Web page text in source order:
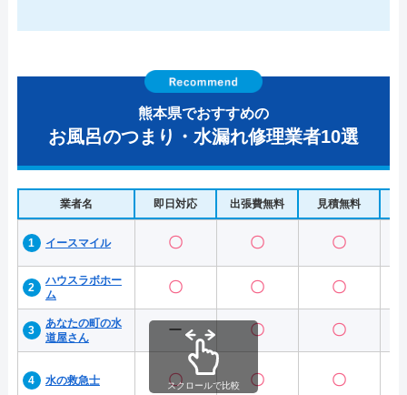
熊本県でおすすめの
お風呂のつまり・水漏れ修理業者10選
業者名 即日対応 出張費無料 見積無料
イースマイル 〇 〇 〇
ハウスラボホー
ム
〇 〇 〇
あなたの町の水
道屋さん
ー 〇 〇
水の救急士 〇 〇 〇
スクロールで比較